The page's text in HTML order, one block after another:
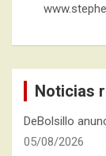
Noticias
DeBolsillo
05/08/2026